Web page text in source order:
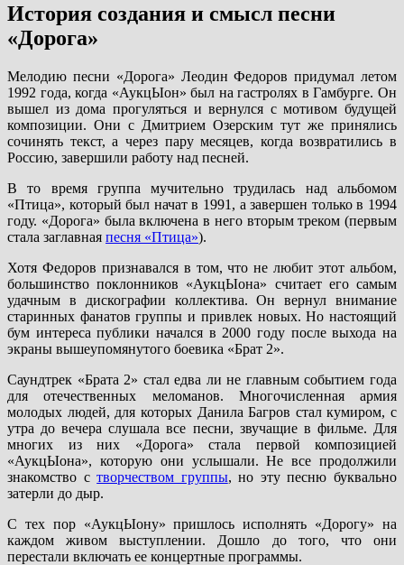
История создания и смысл песни
«Дорога»
Мелодию песни «Дорога» Леодин Федоров придумал летом
1992 года, когда «АукцЫон» был на гастролях в Гамбурге. Он
вышел из дома прогуляться и вернулся с мотивом будущей
композиции. Они с Дмитрием Озерским тут же принялись
сочинять текст, а через пару месяцев, когда возвратились в
Россию, завершили работу над песней.
В то время группа мучительно трудилась над альбомом
«Птица», который был начат в 1991, а завершен только в 1994
году. «Дорога» была включена в него вторым треком (первым
стала заглавная песня «Птица»).
Хотя Федоров признавался в том, что не любит этот альбом,
большинство поклонников «АукцЫона» считает его самым
удачным в дискографии коллектива. Он вернул внимание
старинных фанатов группы и привлек новых. Но настоящий
бум интереса публики начался в 2000 году после выхода на
экраны вышеупомянутого боевика «Брат 2».
Саундтрек «Брата 2» стал едва ли не главным событием года
для отечественных меломанов. Многочисленная армия
молодых людей, для которых Данила Багров стал кумиром, с
утра до вечера слушала все песни, звучащие в фильме. Для
многих из них «Дорога» стала первой композицией
«АукцЫона», которую они услышали. Не все продолжили
знакомство створчеством группы, но эту песню буквально
затерли до дыр.
С тех пор «АукцЫону» пришлось исполнять «Дорогу» на
каждом живом выступлении. Дошло до того, что они
перестали включать ее концертные программы.